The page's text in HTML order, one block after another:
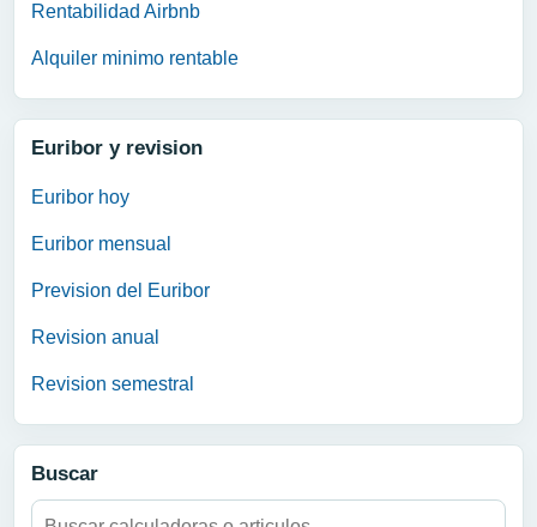
Rentabilidad Airbnb
Alquiler minimo rentable
Euribor y revision
Euribor hoy
Euribor mensual
Prevision del Euribor
Revision anual
Revision semestral
Buscar
Buscar: